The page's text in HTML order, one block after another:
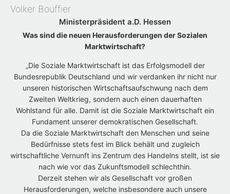
Volker Bouffier
Ministerpräsident a.D. Hessen
Was sind die neuen Herausforderungen der Sozialen
Marktwirtschaft?
„Die Soziale Marktwirtschaft ist das Erfolgsmodell der
Bundesrepublik Deutschland und wir verdanken ihr nicht nur
unseren historischen Wirtschaftsaufschwung nach dem
Zweiten Weltkrieg, sondern auch einen dauerhaften
Wohlstand für alle. Damit ist die Soziale Marktwirtschaft ein
Fundament unserer demokratischen Gesellschaft.
Da die Soziale Marktwirtschaft den Menschen und seine
Bedürfnisse stets fest im Blick behält und zugleich
wirtschaftliche Vernunft ins Zentrum des Handelns stellt, ist sie
nach wie vor das Zukunftsmodell schlechthin.
Derzeit stehen wir als Gesellschaft vor großen
Herausforderungen, welche insbesondere auch unsere